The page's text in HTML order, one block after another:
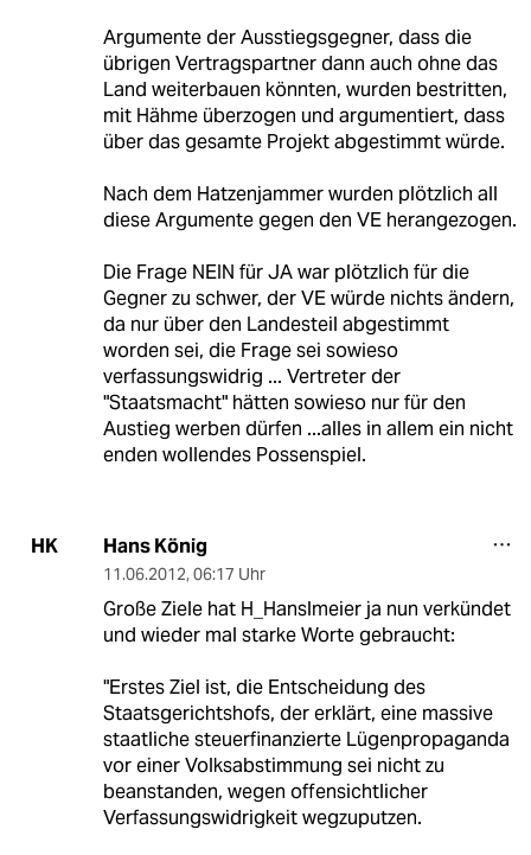
Argumente der Ausstiegsgegner, dass die
übrigen Vertragspartner dann auch ohne das
Land weiterbauen könnten, wurden bestritten,
mit Hähme überzogen und argumentiert, dass
über das gesamte Projekt abgestimmt würde.
Nach dem Hatzenjammer wurden plötzlich all
diese Argumente gegen den VE herangezogen.
Die Frage NEIN für JA war plötzlich für die
Gegner zu schwer, der VE würde nichts ändern,
da nur über den Landesteil abgestimmt
worden sei, die Frage sei sowieso
verfassungswidrig ... Vertreter der
"Staatsmacht" hätten sowieso nur für den
Austieg werben dürfen ...alles in allem ein nicht
enden wollendes Possenspiel.
HK Hans König
11.06.2012, 06:17 Uhr
Große Ziele hat H_Hanslmeier ja nun verkündet
und wieder mal starke Worte gebraucht:
"Erstes Ziel ist, die Entscheidung des
Staatsgerichtshofs, der erklärt, eine massive
staatliche steuerfinanzierte Lügenpropaganda
vor einer Volksabstimmung sei nicht zu
beanstanden, wegen offensichtlicher
Verfassungswidrigkeit wegzuputzen.